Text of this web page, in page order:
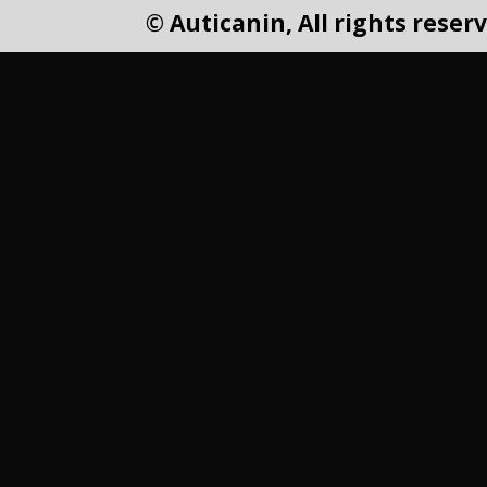
© Auticanin, All rights